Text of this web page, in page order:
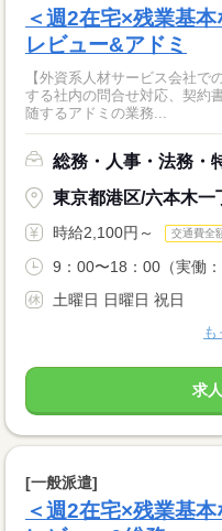
＜週2在宅×残業基
レビュー&アドミ
【外資系人材サービス会社で
する社内の問合せ対応、契約
随するアドミの業務...
総務・人事・法務・
東京都港区/六本木一
時給2,100円～ 交通費全
9：00〜18：00（実働
土曜日 日曜日 祝日
も
求
[一般派遣]
＜週2在宅×残業基